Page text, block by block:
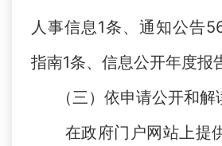
人事信息1条、通知公告
指南1条、信息公开年度报
（三）依申请公开和
在政府门户网站上提